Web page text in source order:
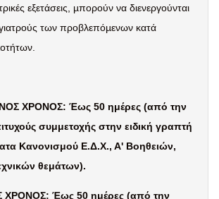
εξετάσεις, µπορούν να διενεργούνται
γιατρούς των προβλεπόµενων κατά
ΧΡΟΝΟΣ: Έως 50 ημέρες (από την
συμμετοχής στην ειδική γραπτή
Κανονισμού Ε.Δ.Χ., Α' Βοηθειών,
θεμάτων).
Έως 50 ημέρες (από την